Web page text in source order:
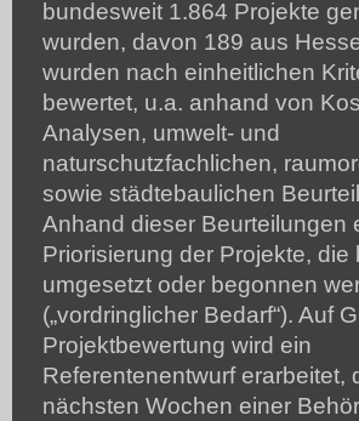
bundesweit 1.864 Projekte
wurden, davon 189 aus
wurden nach einheitlichen
bewertet, u.a. anhand von
Analysen, umwelt- und
naturschutzfachlichen,
sowie städtebaulichen
Anhand dieser Beurteilungen
Priorisierung der Projekte, die
umgesetzt oder begonnen
(„vordringlicher Bedarf“). Auf
Projektbewertung wird ein
Referentenentwurf erarbeitet,
nächsten Wochen einer